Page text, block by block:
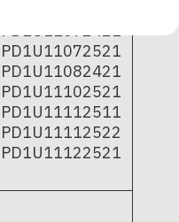
PD1U11072421
PD1U11072521
PD1U11082421
PD1U11102521
PD1U11112511
PD1U11112522
PD1U11122521